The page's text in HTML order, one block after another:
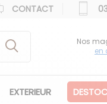
CONTACT
Nos
en
EXTERIEUR